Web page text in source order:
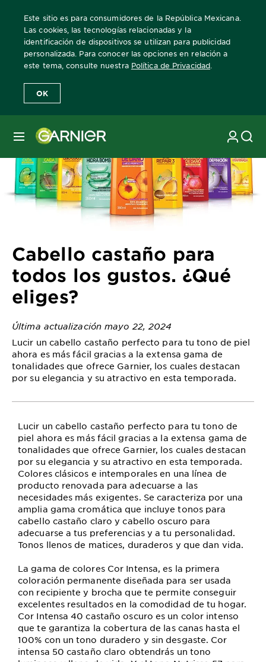
Este sitio es para consumidores de la República Mexicana.
Las cookies, las tecnologías relacionadas y la
identificación de dispositivos se utilizan para publicidad
personalizada. Para conocer las opciones en relación a
este tema, consulte nuestra Política de Privacidad
OK
MENÚ
Home Revista Garnier Consejos sobre el cuidado del cabello
Cabello castaño para
todos los gustos. ¿Qué
eliges?
Última actualización mayo 22, 2024
Lucir un cabello castaño perfecto para tu tono de piel
ahora es más fácil gracias a la extensa gama de
tonalidades que ofrece Garnier, los cuales destacan
por su elegancia y su atractivo en esta temporada.
Lucir un cabello castaño perfecto para tu tono de
piel ahora es más fácil gracias a la extensa gama de
tonalidades que ofrece Garnier, los cuales destacan
por su elegancia y su atractivo en esta temporada.
Colores clásicos e intemporales en una línea de
producto renovada para adecuarse a las
necesidades más exigentes. Se caracteriza por una
amplia gama cromática que incluye tonos para
cabello castaño claro y cabello oscuro para
adecuarse a tus preferencias y a tu personalidad.
Tonos llenos de matices, duraderos y que dan vida.
La gama de colores Cor Intensa, es la primera
coloración permanente diseñada para ser usada
con recipiente y brocha que te permite conseguir
excelentes resultados en la comodidad de tu hogar.
Cor Intensa 40 castaño oscuro es un color intenso
que te garantiza la cobertura de las canas hasta el
100% con un tono duradero y sin desgaste. Cor
intensa 50 castaño claro obtendrás un tono